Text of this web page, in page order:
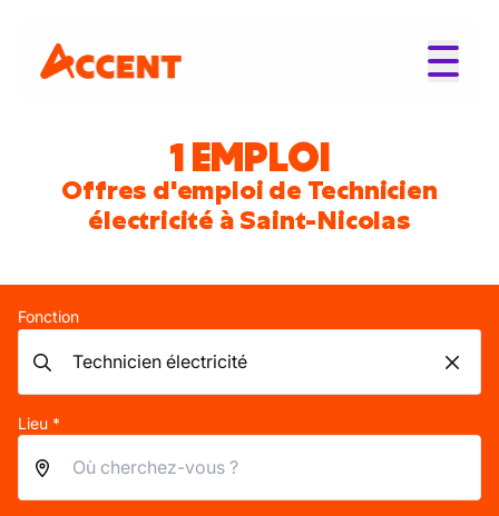
1 EMPLOI
Offres d'emploi de Technicien
électricité à Saint-Nicolas
Fonction
Lieu *